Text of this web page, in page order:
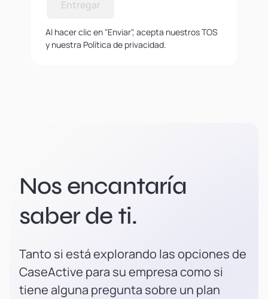
Entregar
Al hacer clic en "Enviar", acepta nuestros TOS
y nuestra Política de privacidad.
Nos encantaría
saber de ti.
Tanto si está explorando las opciones de
CaseActive para su empresa como si
tiene alguna pregunta sobre un plan